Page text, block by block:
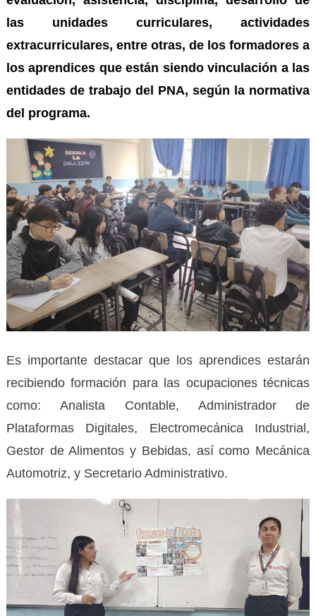
las unidades curriculares, actividades
extracurriculares, entre otras, de los formadores a
los aprendices que están siendo vinculación a las
entidades de trabajo del PNA, según la normativa
del programa.
Es importante destacar que los aprendices estarán
recibiendo formación para las ocupaciones técnicas
como: Analista Contable, Administrador de
Plataformas Digitales, Electromecánica Industrial,
Gestor de Alimentos y Bebidas, así como Mecánica
Automotriz, y Secretario Administrativo.